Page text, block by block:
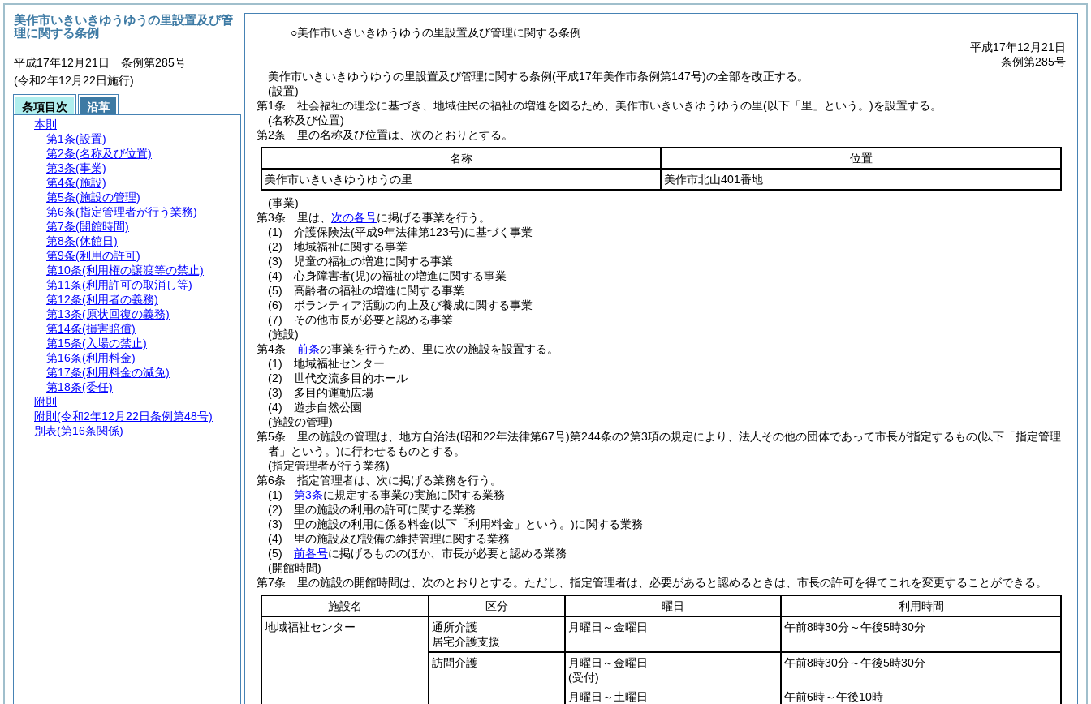
○美作市いきいきゆうゆうの里設置及び管理に関する条例
平成17年12月21日
条例第285号
美作市いきいきゆうゆうの里設置及び管理に関する条例(平成17年美作市条例第147号)の全部を改正する。
(設置)
第1条
社会福祉の理念に基づき、地域住民の福祉の増進を図るため、美作市いきいきゆうゆうの里(以下「里」という。)を設置する。
(名称及び位置)
第2条
里の名称及び位置は、次のとおりとする。
名称
位置
美作市いきいきゆうゆうの里
美作市北山401番地
(事業)
第3条
里は、 次の各号に掲げる事業を行う。
(1)
介護保険法(平成9年法律第123号)に基づく事業
(2)
地域福祉に関する事業
(3)
児童の福祉の増進に関する事業
(4)
心身障害者(児)の福祉の増進に関する事業
(5)
高齢者の福祉の増進に関する事業
(6)
ボランティア活動の向上及び養成に関する事業
(7)
その他市長が必要と認める事業
(施設)
第4条
前条の事業を行うため、里に次の施設を設置する。
(1)
地域福祉センター
(2)
世代交流多目的ホール
(3)
多目的運動広場
(4)
遊歩自然公園
(施設の管理)
第5条
里の施設の管理は、地方自治法(昭和22年法律第67号)第244条の2第3項の規定により、法人その他の団体であって市長が指定するもの(以下「指定管理
者」という。)に行わせるものとする。
(指定管理者が行う業務)
第6条
指定管理者は、次に掲げる業務を行う。
(1)
第3条に規定する事業の実施に関する業務
(2)
里の施設の利用の許可に関する業務
(3)
里の施設の利用に係る料金(以下「利用料金」という。)に関する業務
(4)
里の施設及び設備の維持管理に関する業務
(5)
前各号に掲げるもののほか、市長が必要と認める業務
(開館時間)
第7条
里の施設の開館時間は、次のとおりとする。 ただし、指定管理者は、必要があると認めるときは、市長の許可を得てこれを変更することができる。
施設名
区分 曜日
利用時間
地域福祉センター
通所介護
居宅介護支援
月曜日～金曜日 午前8時30分～午後5時30分
訪問介護
月曜日～金曜日
(受付)
午前8時30分～午後5時30分
月曜日～土曜日
午前6時～午後10時
美作市いきいきゆうゆうの里設置及び管
理に関する条例
平成17年12月21日 条例第285号
(令和2年12月22日施行)
条項目次
沿革
本則
第1条(設置)
第2条(名称及び位置)
第3条(事業)
第4条(施設)
第5条(施設の管理)
第6条(指定管理者が行う業務)
第7条(開館時間)
第8条(休館日)
第9条(利用の許可)
第10条(利用権の譲渡等の禁止)
第11条(利用許可の取消し等)
第12条(利用者の義務)
第13条(原状回復の義務)
第14条(損害賠償)
第15条(入場の禁止)
第16条(利用料金)
第17条(利用料金の減免)
第18条(委任)
附則
附則 (令和2年12月22日条例第48号)
別表(第16条関係)